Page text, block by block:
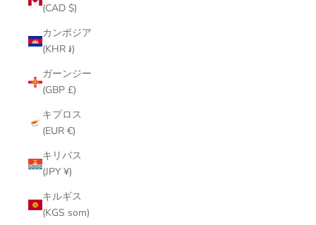
(CAD $)
カンボジア
(KHR ៛)
ガーンジー
(GBP £)
キプロス
(EUR €)
キリバス
(JPY ¥)
キルギス
(KGS som)